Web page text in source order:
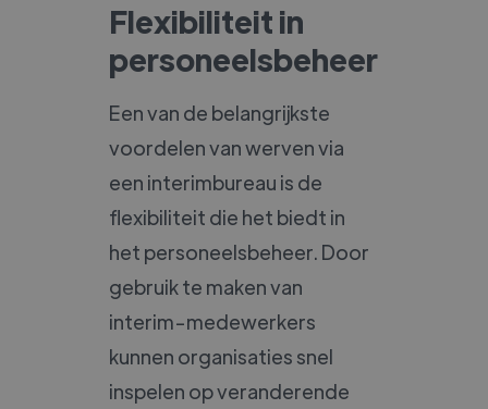
Flexibiliteit in
personeelsbeheer
Een van de belangrijkste
voordelen van werven via
een interimbureau is de
flexibiliteit die het biedt in
het personeelsbeheer. Door
gebruik te maken van
interim-medewerkers
kunnen organisaties snel
inspelen op veranderende